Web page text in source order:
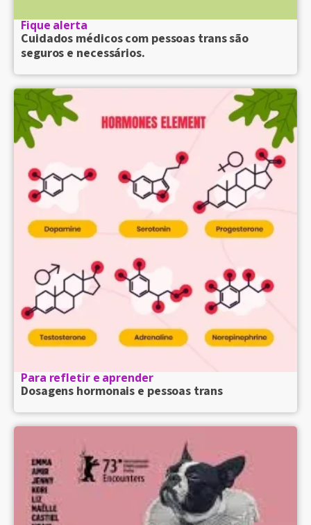
Fique alerta
Cuidados médicos com pessoas trans são
seguros e necessários.
Para refletir e aprender
Dosagens hormonais e pessoas trans